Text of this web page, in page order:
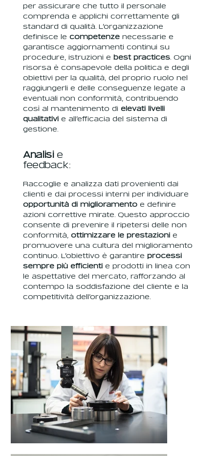
per assicurare che tutto il personale
comprenda e applichi correttamente gli
standard di qualità. L’organizzazione
definisce lecompetenze necessarie e
garantisce aggiornamenti continui su
procedure, istruzioni e best practices . Ogni
risorsa è consapevole della politica e degli
obiettivi per la qualità, del proprio ruolo nel
raggiungerli e delle conseguenze legate a
eventuali non conformità, contribuendo
così al mantenimento dielevati livelli
qualitativie all’efficacia del sistema di
gestione.
Analisie
feedback:
Raccoglie e analizza dati provenienti dai
clienti e dai processi interni per individuare
opportunità di miglioramento e definire
azioni correttive mirate. Questo approccio
consente di prevenire il ripetersi delle non
conformità,ottimizzare le prestazioni e
promuovere una cultura del miglioramento
continuo. L’obiettivo è garantireprocessi
sempre più efficienti e prodotti in linea con
le aspettative del mercato, rafforzando al
contempo la soddisfazione del cliente e la
competitività dell’organizzazione.